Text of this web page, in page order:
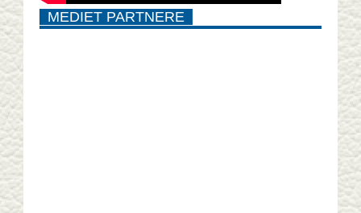
MEDIET PARTNERE